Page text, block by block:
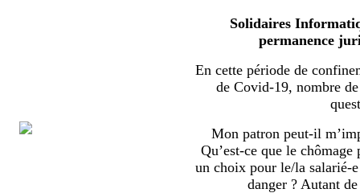
Solidaires
permanence
En cette période de
de Covid-19, nombre
Mon patron peut-il
Qu’est-ce que le
un choix pour le/la salarié-
danger ? Autant